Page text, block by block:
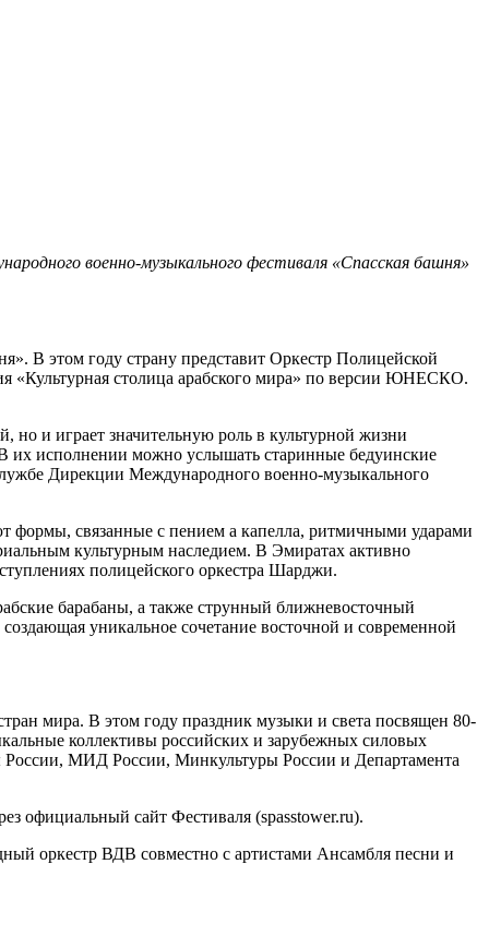
военно-музыкального фестиваля «Спасская башня»
В этом году страну представит Оркестр Полицейской
«Культурная столица арабского мира» по версии ЮНЕСКО.
но и играет значительную роль в культурной жизни
их исполнении можно услышать старинные бедуинские
Дирекции Международного военно-музыкального
формы, связанные с пением а капелла, ритмичными ударами
культурным наследием. В Эмиратах активно
полицейского оркестра Шарджи.
барабаны, а также струнный ближневосточный
уникальное сочетание восточной и современной
мира. В этом году праздник музыки и света посвящен 80-
коллективы российских и зарубежных силовых
России, МИД России, Минкультуры России и Департамента
официальный сайт Фестиваля (spasstower.ru).
оркестр ВДВ совместно с артистами Ансамбля песни и